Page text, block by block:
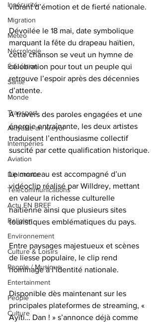
Insécurité
Migration
Météo
Nécrologie
Éducation
Santé
Monde
Transport
Aktyalite an Kreyòl
Intempéries
Aviation
Diplomatie
Télécommunications
Actu EN BREF
Religion
Environnement
Culture & Loisirs
People / Musique
Entertainment
People
Culture
vibrant d’émotion et de fierté nationale.
Dévoilée le 18 mai, date symbolique
marquant la fête du drapeau haïtien,
cette chanson se veut un hymne de
célébration pour tout un peuple qui
retrouve l’espoir après des décennies
d’attente.
À travers des paroles engagées et une
énergie entraînante, les deux artistes
traduisent l’enthousiasme collectif
suscité par cette qualification historique.
Le morceau est accompagné d’un
vidéoclip réalisé par Willdrey, mettant
en valeur la richesse culturelle
haïtienne ainsi que plusieurs sites
touristiques emblématiques du pays.
Entre paysages majestueux et scènes
de liesse populaire, le clip rend
hommage à l’identité nationale.
Disponible dès maintenant sur les
principales plateformes de streaming, «
Ayiti… Dan ! » s’annonce déjà comme